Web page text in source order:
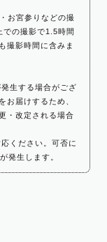
お宮参りなどの撮
での撮影で1.5時間
撮影時間に含みま
生する場合がござ
お届けするため、
・改定される場合
ください。可否に
発生します。